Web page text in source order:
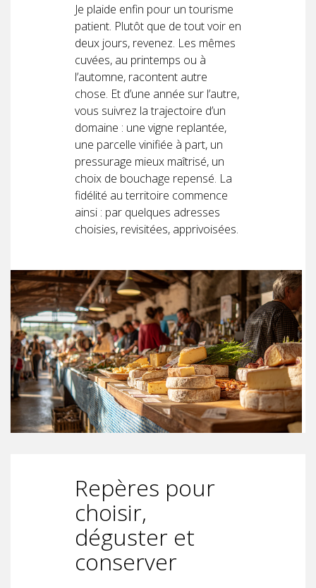
Je plaide enfin pour un tourisme
patient. Plutôt que de tout voir en
deux jours, revenez. Les mêmes
cuvées, au printemps ou à
l’automne, racontent autre
chose. Et d’une année sur l’autre,
vous suivrez la trajectoire d’un
domaine : une vigne replantée,
une parcelle vinifiée à part, un
pressurage mieux maîtrisé, un
choix de bouchage repensé. La
fidélité au territoire commence
ainsi : par quelques adresses
choisies, revisitées, apprivoisées.
Repères pour
choisir,
déguster et
conserver